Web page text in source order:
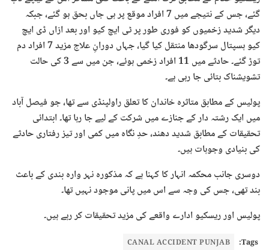
گئے، جس کے نتیجے میں 7 افراد موقع پر ہی جاں بحق ہو گئے، جبکہ
دیگر شدید زخمیوں کو فوری طور پر ٹی ایچ کیو اور بعد ازاں ڈی ایچ
کیو ہسپتال سرگودھا منتقل کیا گیا، جہاں دورانِ علاج مزید 7 افراد دم
توڑ گئے۔ حادثے میں 11 افراد زخمی ہوئے، جن میں سے 3 کی حالت
تشویشناک بتائی جا رہی ہے۔
پولیس کے مطابق متاثرہ خاندان کا تعلق راولپنڈی سے تھا، جو فیصل آباد
میں ایک رشتہ دار کے جنازے میں شرکت کے لیے جا رہا تھا۔ ابتدائی
تحقیقات کے مطابق شدید دھند، حدِ نگاہ میں کمی اور تیز رفتاری حادثے
کی بنیادی وجوہات ہیں۔
دوسری جانب محکمہ انہار کا کہنا ہے کہ مذکورہ نہر وارہ بندی کے باعث
بند تھی، جس کی وجہ سے اس میں پانی موجود نہیں تھا۔
پولیس اور ریسکیو ادارے واقعے کی مزید تحقیقات کر رہے ہیں۔
Tags:
CANAL ACCIDENT PUNJAB